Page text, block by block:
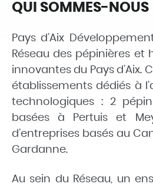
QUI SOMMES-NOUS
Pays d’Aix
Réseau des pépinières et
innovantes du Pays d’Aix.
établissements dédiés à
technologiques : 2
basées à Pertuis et
d’entreprises basés au
Gardanne.
Au sein du Réseau, un